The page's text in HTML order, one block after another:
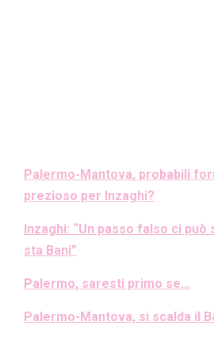
Palermo-Mantova, probabili
prezioso per Inzaghi?
Inzaghi: “Un passo falso ci può
sta Bani”
Palermo, saresti primo se…
Palermo-Mantova, si scalda il